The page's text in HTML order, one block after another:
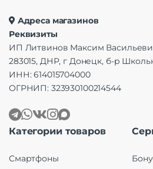
Адреса магазинов
Реквизиты
ИП Литвинов Максим
283015, ДНР, г Донецк, б-р
ИНН: 614015704000
ОГРНИП: 323930100214544
Категории товаров
Смартфоны